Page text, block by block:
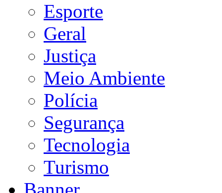
Esporte
Geral
Justiça
Meio Ambiente
Polícia
Segurança
Tecnologia
Turismo